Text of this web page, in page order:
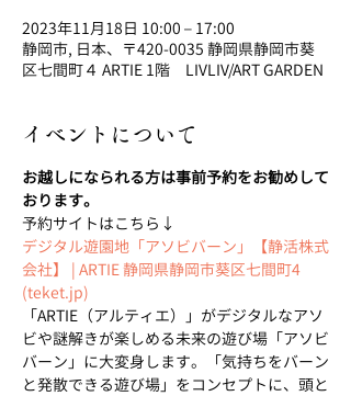
2023年11月18日 10:00 – 17:00
静岡市, 日本、〒420-0035 静岡県静岡市葵
区七間町４ ARTIE 1階 LIVLIV/ART GARDEN
イベントについて
お越しになられる方は事前予約をお勧めして
おります。
予約サイトはこちら↓
デジタル遊園地「アソビバーン」【静活株式
会社】 | ARTIE 静岡県静岡市葵区七間町4
(teket.jp)
「ARTIE（アルティエ）」がデジタルなアソ
ビや謎解きが楽しめる未来の遊び場「アソビ
バーン」に大変身します。「気持ちをバーン
と発散できる遊び場」をコンセプトに、頭と